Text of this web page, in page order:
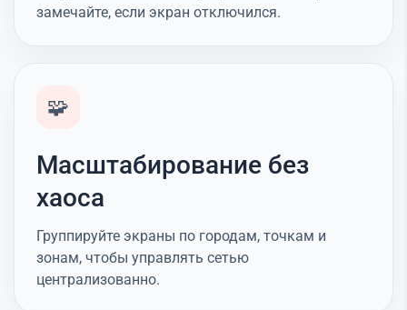
замечайте, если экран отключился.
🧩
Масштабирование без
хаоса
Группируйте экраны по городам, точкам и
зонам, чтобы управлять сетью
централизованно.